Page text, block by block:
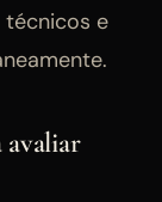
técnicos e
avaliar